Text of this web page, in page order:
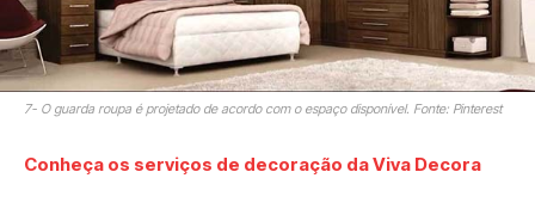
7- O guarda roupa é projetado de acordo com o espaço disponível. Fonte: Pinterest
Conheça os serviços de decoração da Viva Decora